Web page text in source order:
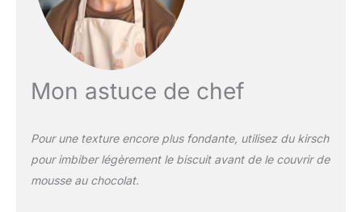
Mon astuce de chef
Pour une texture encore plus fondante, utilisez du kirsch
pour imbiber légèrement le biscuit avant de le couvrir de
mousse au chocolat.